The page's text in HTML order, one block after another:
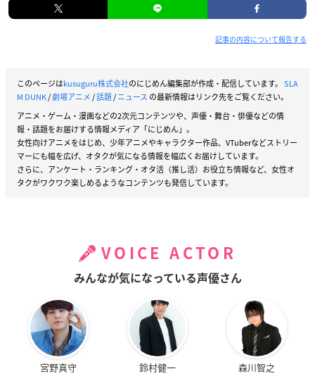
記事の内容について報告する
このページはkusuguru株式会社のにじめん編集部が作成・配信しています。 SLA
M DUNK/劇場アニメ/話題/ニュース の最新情報はリンク先をご覧ください。
アニメ・ゲーム・漫画などの2次元コンテンツや、声優・舞台・俳優などの情
報・話題をお届けする情報メディア「にじめん」。
女性向けアニメをはじめ、少年アニメやキャラクター作品、VTuberなどストリー
マーにも幅を広げ、オタクが気になる情報を幅広くお届けしています。
さらに、アンケート・ランキング・オタ活（推し活）お役立ち情報など、女性オ
タクがワクワク楽しめるようなコンテンツも発信しています。
VOICE ACTOR
みんなが気になっている声優さん
宮野真守 鈴村健一 森川智之